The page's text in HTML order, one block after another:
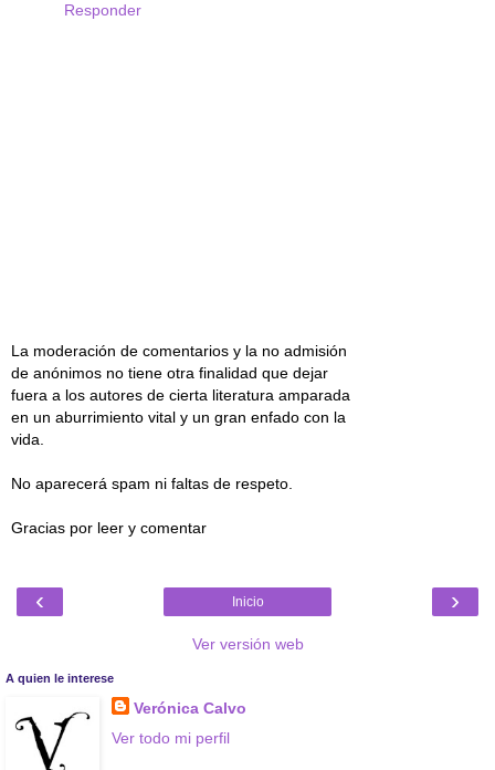
Responder
La moderación de comentarios y la no admisión
de anónimos no tiene otra finalidad que dejar
fuera a los autores de cierta literatura amparada
en un aburrimiento vital y un gran enfado con la
vida.
No aparecerá spam ni faltas de respeto.
Gracias por leer y comentar
‹ ›
Inicio
Ver versión web
A quien le interese
Verónica Calvo
Ver todo mi perfil